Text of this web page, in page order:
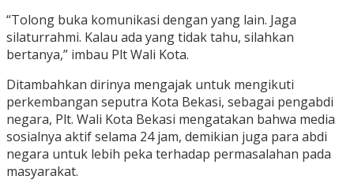
“Tolong buka komunikasi dengan yang lain. Jaga
silaturrahmi. Kalau ada yang tidak tahu, silahkan
bertanya,” imbau Plt Wali Kota.
Ditambahkan dirinya mengajak untuk mengikuti
perkembangan seputra Kota Bekasi, sebagai pengabdi
negara, Plt. Wali Kota Bekasi mengatakan bahwa media
sosialnya aktif selama 24 jam, demikian juga para abdi
negara untuk lebih peka terhadap permasalahan pada
masyarakat.